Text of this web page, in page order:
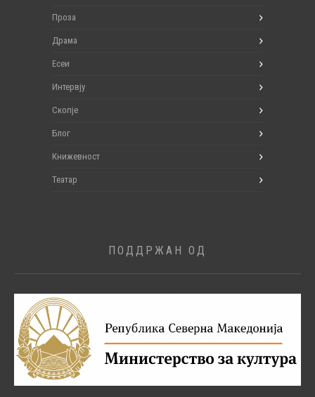
Проза
Драма
Есеи
Интервју
Скопје
Блог
Книжевност
Театар
ПОДДРЖАН ОД